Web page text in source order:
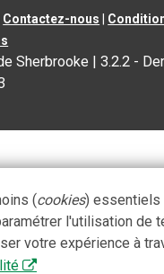
Contactez-nous
Sherbrooke |3.2.2 -
(cookies) essentiels
l'utilisation de
votre expérience à